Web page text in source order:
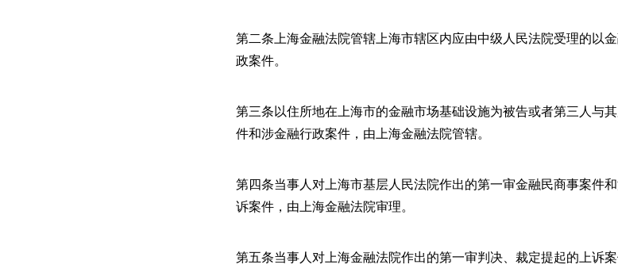
第二条上海金融法院管辖上海市辖区内应由中级人民法院受理的以
政案件。
第三条以住所地在上海市的金融市场基础设施为被告或者第三人与
件和涉金融行政案件，由上海金融法院管辖。
第四条当事人对上海市基层人民法院作出的第一审金融民商事案件
诉案件，由上海金融法院审理。
第五条当事人对上海金融法院作出的第一审判决、裁定提起的上诉